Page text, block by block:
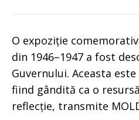
O expoziție
din 1946–1947 a fost
Guvernului. Aceasta
fiind gândită ca o
reflecție, transmite